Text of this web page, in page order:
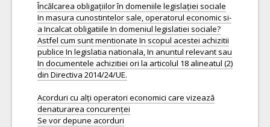
Încălcarea obligațiilor în domeniile legislației sociale
In masura cunostintelor sale, operatorul economic si-
a Incalcat obligatiile In domeniul legislatiei sociale?
Astfel cum sunt mentionate In scopul acestei achizitii
publice In legislatia nationala, In anuntul relevant sau
In documentele achizitiei ori la articolul 18 alineatul (2)
din Directiva 2014/24/UE.
Acorduri cu alți operatori economici care vizează
denaturarea concurenței
Se vor depune acorduri